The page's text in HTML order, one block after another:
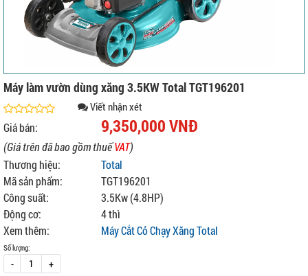
Máy làm vườn dùng xăng 3.5KW Total TGT196201
Viết nhận xét
Giá bán: 9,350,000 VNĐ
(Giá trên đã bao gồm thuếVAT)
Thương hiệu:
Total
Mã sản phẩm:
TGT196201
Công suất:
3.5Kw (4.8HP)
Động cơ:
4 thì
Xem thêm:
Máy Cắt Cỏ Chạy Xăng Total
Số lượng:
- +